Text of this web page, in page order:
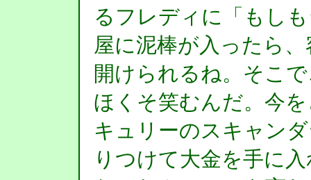
るフレディに「もし
屋に泥棒が入ったら
開けられるね。そこ
ほくそ笑むんだ。今
キュリーのスキャン
りつけて大金を手に